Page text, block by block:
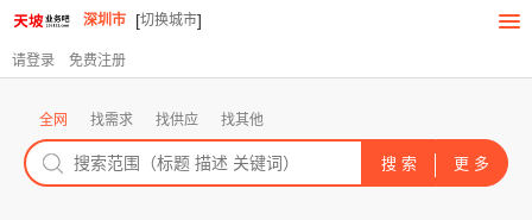
深圳市 [切换城市]
请登录 免费注册
全网 找需求 找供应 找其他